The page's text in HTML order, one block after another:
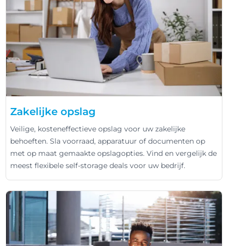
Zakelijke opslag
Veilige, kosteneffectieve opslag voor uw zakelijke
behoeften. Sla voorraad, apparatuur of documenten op
met op maat gemaakte opslagopties. Vind en vergelijk de
meest flexibele self-storage deals voor uw bedrijf.